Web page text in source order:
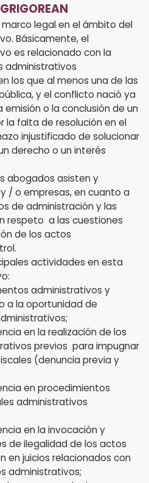
legal en el ámbito del
Básicamente, el
es relacionado con la
administrativos
los que al menos una de las
y el conflicto nació ya
o la conclusión de un
la falta de resolución en el
injustificado de solucionar
derecho o un interés
abogados asisten y
/ o empresas, en cuanto a
de administración y las
respeto a las cuestiones
de los actos
actividades en esta
administrativos y
a la oportunidad de
en la realización de los
previos para impugnar
(denuncia previa y
en procedimientos
administrativos
en la invocación y
de ilegalidad de los actos
en juicios relacionados con
administrativos;